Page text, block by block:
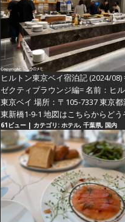
ヒルトン東京ベイ宿泊記 (2024/08)
ゼクティブラウンジ編=名前：ヒ
東京ベイ 場所：〒105-7337 東京
東新橋1-9-1 地図はこちらからどう
61ビュー | カテゴリ: ホテル, 千葉県, 国内